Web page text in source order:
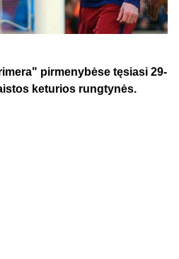
pirmenybėse tęsiasi 29-
keturios rungtynės.